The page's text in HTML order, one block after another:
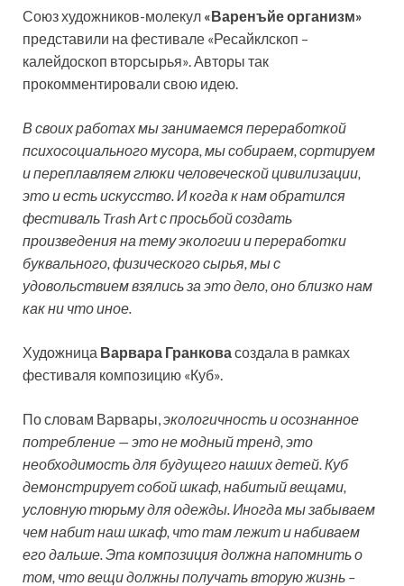
Союз художников-молекул «Варенъйе организм»
представили на фестивале «Ресайклскоп –
калейдоскоп вторсырья». Авторы так
прокомментировали свою идею.
В своих работах мы занимаемся переработкой
психосоциального мусора, мы собираем, сортируем
и переплавляем глюки человеческой цивилизации,
это и есть искусство. И когда к нам обратился
фестиваль Trash Art с просьбой создать
произведения на тему экологии и переработки
буквального, физического сырья, мы с
удовольствием взялись за это дело, оно близко нам
как ни что иное.
Художница Варвара Гранкова создала в рамках
фестиваля композицию «Куб».
По словам Варвары, экологичность и осознанное
потребление — это не модный тренд, это
необходимость для будущего наших детей. Куб
демонстрирует собой шкаф, набитый вещами,
условную тюрьму для одежды. Иногда мы забываем
чем набит наш шкаф, что там лежит и набиваем
его дальше. Эта композиция должна напомнить о
том, что вещи должны получать вторую жизнь –